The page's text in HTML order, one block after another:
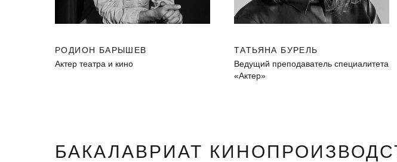
РОДИОН БАРЫШЕВ
Актер театра и кино
ТАТЬЯНА БУРЕЛЬ
Ведущий преподаватель специалитета
«Актер»
БАКАЛАВРИАТ